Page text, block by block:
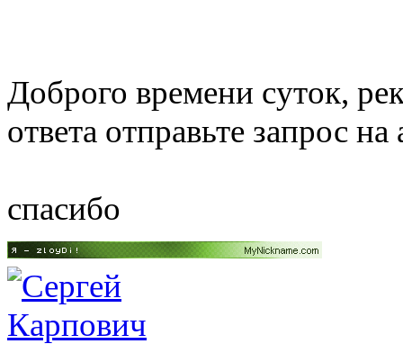
Доброго времени суток,
ответа отправьте запрос
спасибо